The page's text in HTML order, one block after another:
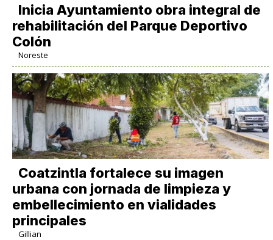
Inicia Ayuntamiento obra integral de
rehabilitación del Parque Deportivo
Colón
Noreste
Coatzintla fortalece su imagen
urbana con jornada de limpieza y
embellecimiento en vialidades
principales
Gillian